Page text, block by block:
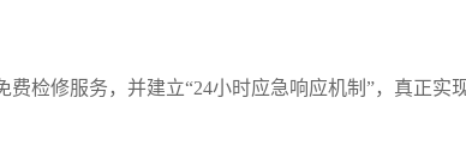
检修服务，并建立“24小时应急响应机制”，真正实